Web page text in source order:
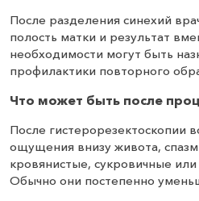
После разделения синехий
полость матки и результат
необходимости могут быть
профилактики повторного
Что может быть после
После гистерорезектоскопии
ощущения внизу живота,
кровянистые, сукровичные
Обычно они постепенно